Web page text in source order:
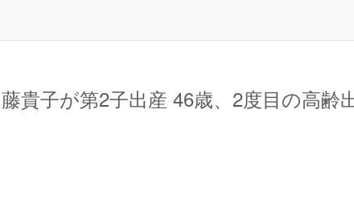
藤貴子が第2子出産 46歳、2度目の高